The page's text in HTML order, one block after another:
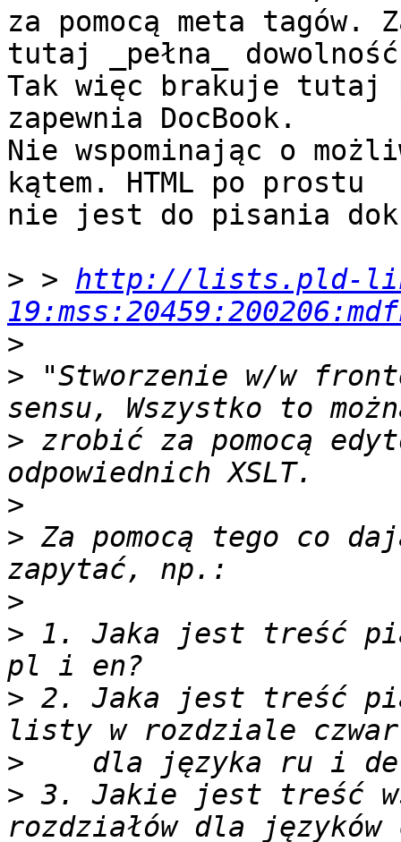
za pomocą meta
tutaj _pełna_
Tak więc brakuje tutaj
zapewnia DocBook.
Nie wspominając o
kątem. HTML po prostu
nie jest do pisania
> > http://lists.pld-
>
> "Stworzenie w/w
> zrobić za pomocą
>
> Za pomocą tego co
>
> 1. Jaka jest treść
> 2. Jaka jest treść
>
> 3. Jakie jest treść